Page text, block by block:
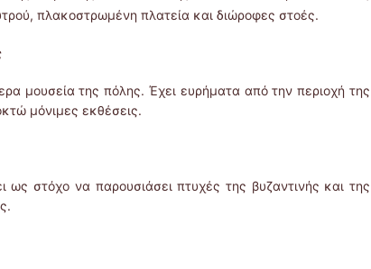
πλακοστρωμένη πλατεία και διώροφες στοές.
μουσεία της πόλης. Έχει ευρήματα από την περιοχή της
μόνιμες εκθέσεις.
ως στόχο να παρουσιάσει πτυχές της βυζαντινής και της